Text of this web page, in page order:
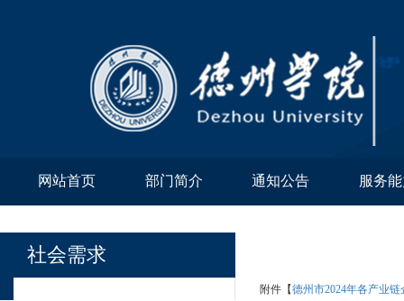
网站首页 部门简介 通知公告 服务
社会需求
附件【德州市2024年各产业